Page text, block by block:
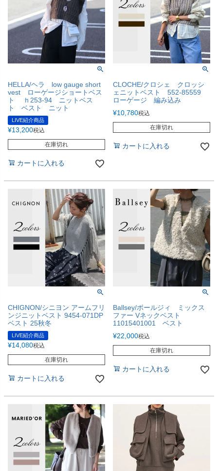
HELLA/ヘラ low gauge short
vest ローゲージショートベス
ト ｈ253-94 ニットベス
ト ベスト ニット
LIVE紹介商品
¥13,200税込
在庫切れ
カートに入れる
CLOCHE/クロシェ クロッシ
ェニットベスト 552-85559
ローゲージ 編み込み
¥10,780税込
在庫切れ
カートに入れる
CHIGNON/シニヨン アームフリ
ンジニットベスト 9454-071DP
ベスト 25秋冬
LIVE紹介商品
¥14,080税込
在庫切れ
カートに入れる
Ballsey/ボールジィ ミックス
ファー Vネックベスト
11015401001 ベスト
¥22,000税込
在庫切れ
カートに入れる